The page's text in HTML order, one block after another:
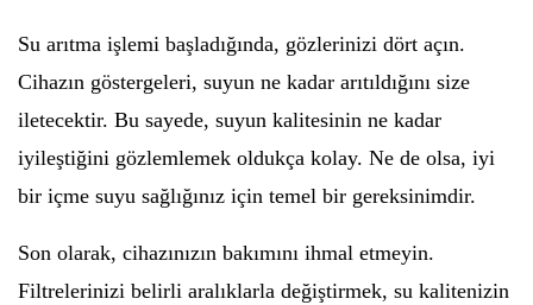
Su arıtma işlemi başladığında, gözlerinizi dört açın.
Cihazın göstergeleri, suyun ne kadar arıtıldığını size
iletecektir. Bu sayede, suyun kalitesinin ne kadar
iyileştiğini gözlemlemek oldukça kolay. Ne de olsa, iyi
bir içme suyu sağlığınız için temel bir gereksinimdir.
Son olarak, cihazınızın bakımını ihmal etmeyin.
Filtrelerinizi belirli aralıklarla değiştirmek, su kalitenizin